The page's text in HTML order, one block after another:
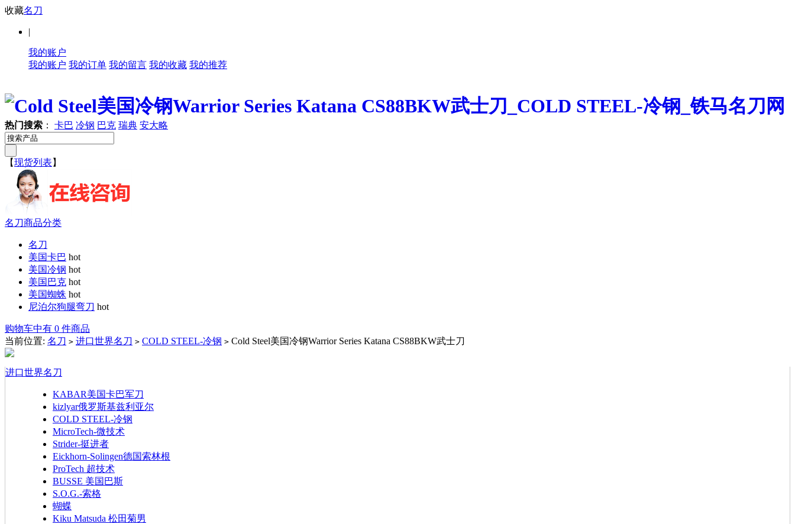
收藏名刀
|
我的账户
我的账户 我的订单 我的留言 我的收藏 我的推荐
热门搜索 ： 卡巴 冷钢 巴克 瑞典 安大略
【现货列表 】
名刀商品分类
名刀
美国卡巴 hot
美国冷钢 hot
美国巴克 hot
美国蜘蛛 hot
尼泊尔狗腿弯刀 hot
购物车中有 0 件商品
当前位置: 名刀 > 进口世界名刀 > COLD STEEL-冷钢 > Cold Steel美国冷钢Warrior Series Katana CS88BKW武士刀
进口世界名刀
KABAR美国卡巴军刀
kizlyar俄罗斯基兹利亚尔
COLD STEEL-冷钢
MicroTech-微技术
Strider-挺进者
Eickhorn-Solingen德国索林根
ProTech 超技术
BUSSE 美国巴斯
S.O.G.-索格
蝴蝶
Kiku Matsuda 松田菊男